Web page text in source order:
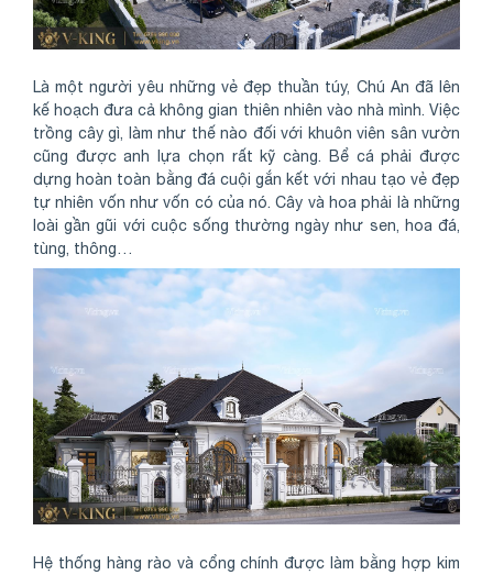
Là một người yêu những vẻ đẹp thuần túy, Chú An đã lên
kế hoạch đưa cả không gian thiên nhiên vào nhà mình. Việc
trồng cây gì, làm như thế nào đối với khuôn viên sân vườn
cũng được anh lựa chọn rất kỹ càng. Bể cá phải được
dựng hoàn toàn bằng đá cuội gắn kết với nhau tạo vẻ đẹp
tự nhiên vốn như vốn có của nó. Cây và hoa phải là những
loài gần gũi với cuộc sống thường ngày như sen, hoa đá,
tùng, thông…
Hệ thống hàng rào và cổng chính được làm bằng hợp kim